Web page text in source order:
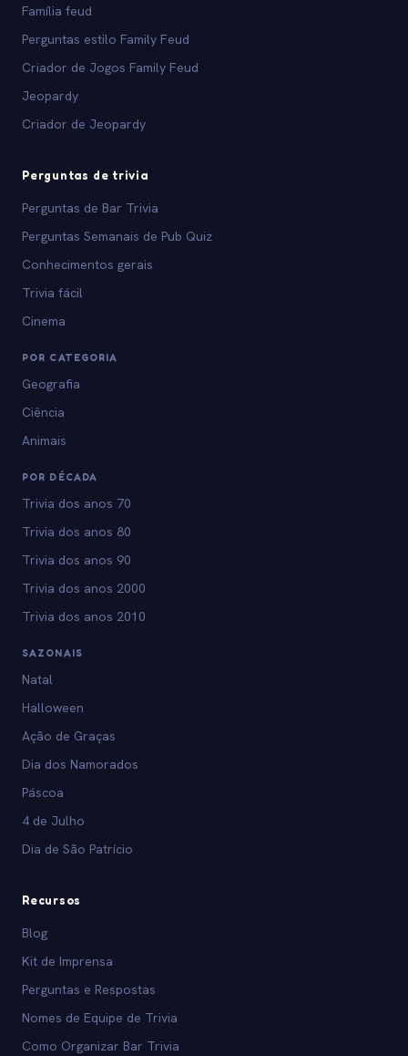
Família feud
Perguntas estilo Family Feud
Criador de Jogos Family Feud
Jeopardy
Criador de Jeopardy
Perguntas de trivia
Perguntas de Bar Trivia
Perguntas Semanais de Pub Quiz
Conhecimentos gerais
Trivia fácil
Cinema
POR CATEGORIA
Geografia
Ciência
Animais
POR DÉCADA
Trivia dos anos 70
Trivia dos anos 80
Trivia dos anos 90
Trivia dos anos 2000
Trivia dos anos 2010
SAZONAIS
Natal
Halloween
Ação de Graças
Dia dos Namorados
Páscoa
4 de Julho
Dia de São Patrício
Recursos
Blog
Kit de Imprensa
Perguntas e Respostas
Nomes de Equipe de Trivia
Como Organizar Bar Trivia